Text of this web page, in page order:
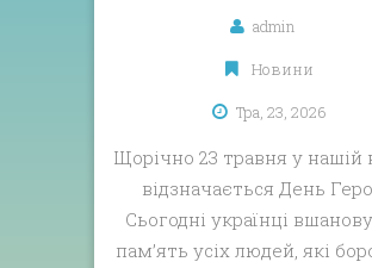
admin
Новини
Тра, 23, 2026
Щорічно 23 травня у нашій
відзначається День
Сьогодні українці
пам’ять усіх людей, які